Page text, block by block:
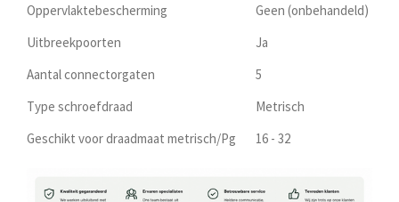
Oppervlaktebescherming
Geen (onbehandeld)
Uitbreekpoorten
Ja
Aantal connectorgaten
5
Type schroefdraad
Metrisch
Geschikt voor draadmaat metrisch/Pg
16 - 32